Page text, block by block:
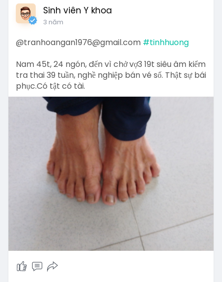
Sinh viên Y khoa
3 năm
@tranhoangan1976@gmail.com #tinhhuong
Nam 45t, 24 ngón, đến vì chở vợ3 19t siêu âm kiểm
tra thai 39 tuần, nghề nghiệp bán vé số. Thật sự bái
phục.Có tật có tài.